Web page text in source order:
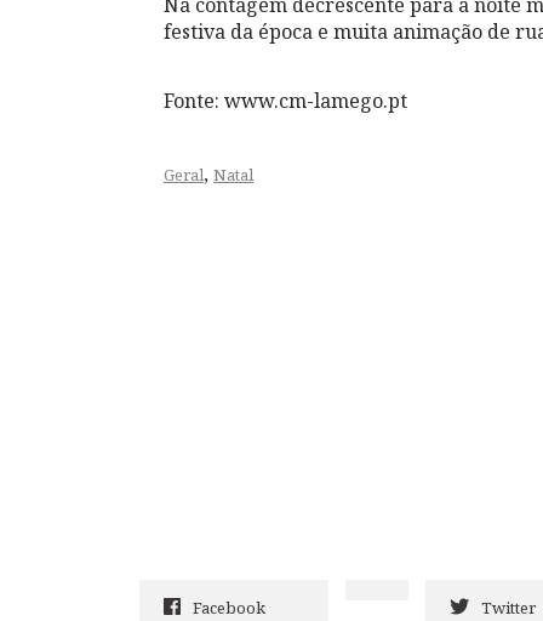
festiva da época e muita animação de
Fonte: www.cm-lamego.pt
Geral, Natal
Facebook Twitter